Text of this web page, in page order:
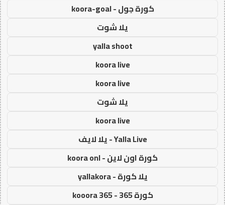
كورة جول - koora-goal
يلا شوت
yalla shoot
koora live
koora live
يلا شوت
koora live
Yalla Live - يلا لايف
كورة اون لاين - koora onl
يلا كورة - yallakora
كورة 365 - kooora 365